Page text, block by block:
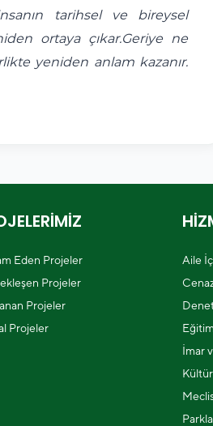
tarihsel ve bireysel
ortaya çıkar.Geriye ne
yeniden anlam kazanır.
Eden Projeler
Projeler
Projeler
Projeler
Aile
İmar